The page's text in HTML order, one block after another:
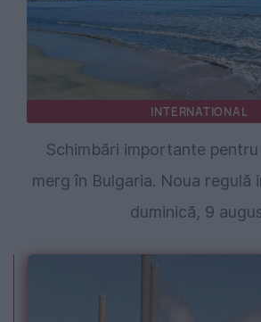
INTERNATIONAL
Schimbări importante
merg în Bulgaria. Noua regulă
duminică, 9